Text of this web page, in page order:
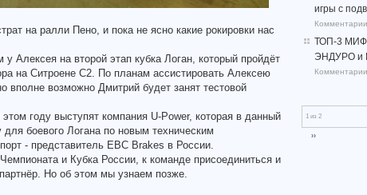
на ралли Пено, и пока не ясно какие рокировки нас
Алексея на второй этап кубка Логан, который пройдёт
на Ситроене С2. По планам ассистировать Алексею
вполне возможно Дмитрий будет занят тестовой
году выступят компания U-Power, которая в данный
боевого Логана по новым техническим
- представитель EBC Brakes в России.
и Кубка России, к команде присоединиться и
Но об этом мы узнаем позже.
игры с
ТОП-3
ЭНДУРО и
1 из 2
››